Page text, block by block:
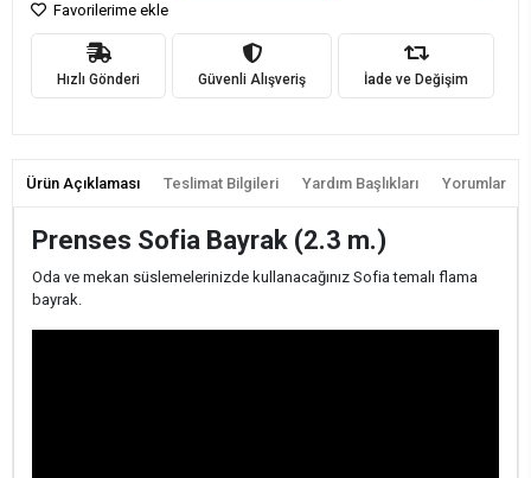
Favorilerime ekle
Hızlı Gönderi Güvenli Alışveriş İade ve Değişim
Ürün Açıklaması Teslimat Bilgileri Yardım Başlıkları Yorumlar
Prenses Sofia Bayrak (2.3 m.)
Oda ve mekan süslemelerinizde kullanacağınız Sofia temalı flama
bayrak.